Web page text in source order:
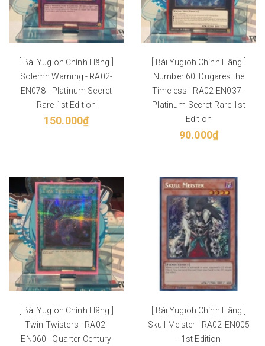
[ Bài Yugioh Chính Hãng ]
Solemn Warning - RA02-
EN078 - Platinum Secret
Rare 1st Edition
150.000₫
[ Bài Yugioh Chính Hãng ]
Number 60: Dugares the
Timeless - RA02-EN037 -
Platinum Secret Rare 1st
Edition
90.000₫
[ Bài Yugioh Chính Hãng ]
Twin Twisters - RA02-
EN060 - Quarter Century
[ Bài Yugioh Chính Hãng ]
Skull Meister - RA02-EN005
- 1st Edition